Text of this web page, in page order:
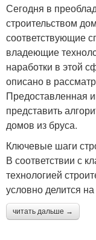
Сегодня в
строительством
соответствующие
владеющие
наработки в этой
описано в
Предоставленная
представить
домов из бруса.
Ключевые шаги
В соответствии с
технологией
условно делится
читать дальше →